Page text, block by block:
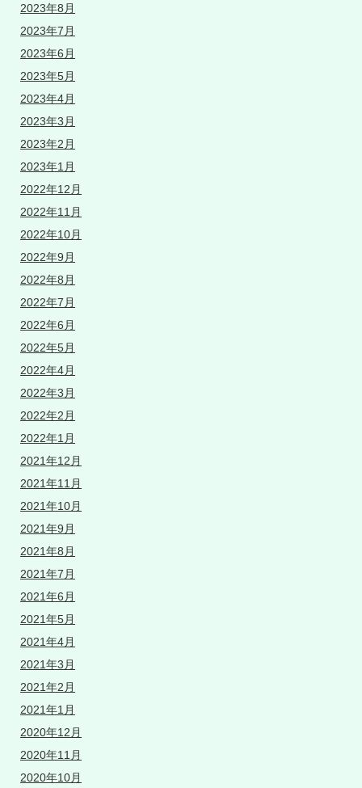
2023年8月
2023年7月
2023年6月
2023年5月
2023年4月
2023年3月
2023年2月
2023年1月
2022年12月
2022年11月
2022年10月
2022年9月
2022年8月
2022年7月
2022年6月
2022年5月
2022年4月
2022年3月
2022年2月
2022年1月
2021年12月
2021年11月
2021年10月
2021年9月
2021年8月
2021年7月
2021年6月
2021年5月
2021年4月
2021年3月
2021年2月
2021年1月
2020年12月
2020年11月
2020年10月